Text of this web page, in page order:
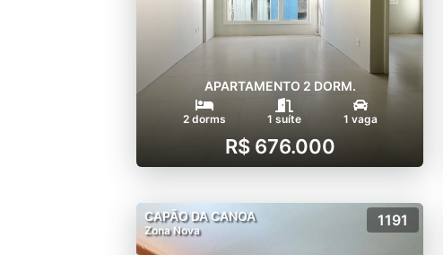
APARTAMENTO 2 DORM.
2 dorms 1 suíte 1 vaga
R$ 676.000
CAPÃO DA CANOA
Zona Nova
1191